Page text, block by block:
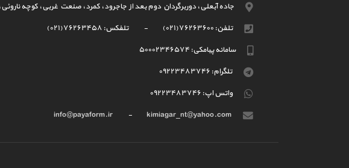
جاده آبعلی، دوربرگردان دوم بعد از جاجرود، کمرد، صنعت غربی، کوچه ناروئی،
تلفن: (۰۲۱)۷۶۲۶۳۶۰۰ - تلفکس: (۰۲۱)۷۶۲۶۳۴۵۸
سامانه پیامکی: ۵۰۰۰۲۳۴۶۵۷۴
تلگرام: ۰۹۲۲۳۴۸۳۷۴۶
واتس اپ: ۰۹۲۲۳۴۸۳۷۴۶
info@payaform.ir
- kimiagar_nt@yahoo.com